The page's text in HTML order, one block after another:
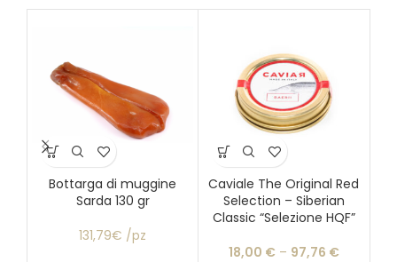
Bottarga di muggine
Sarda 130 gr
131,79€ /pz
Caviale The Original Red
Selection – Siberian
Classic “Selezione HQF”
18,00 € – 97,76 €